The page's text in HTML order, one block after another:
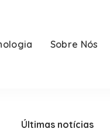
Sobre Nós
Últimas notícias